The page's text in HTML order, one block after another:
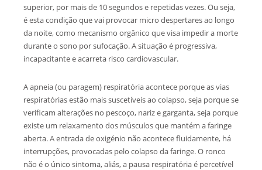
superior, por mais de 10 segundos e repetidas vezes. Ou seja,
é esta condição que vai provocar micro despertares ao longo
da noite, como mecanismo orgânico que visa impedir a morte
durante o sono por sufocação. A situação é progressiva,
incapacitante e acarreta risco cardiovascular.
A apneia (ou paragem) respiratória acontece porque as vias
respiratórias estão mais suscetíveis ao colapso, seja porque se
verificam alterações no pescoço, nariz e garganta, seja porque
existe um relaxamento dos músculos que mantém a faringe
aberta. A entrada de oxigénio não acontece fluidamente, há
interrupções, provocadas pelo colapso da faringe. O ronco
não é o único sintoma, aliás, a pausa respiratória é percetível